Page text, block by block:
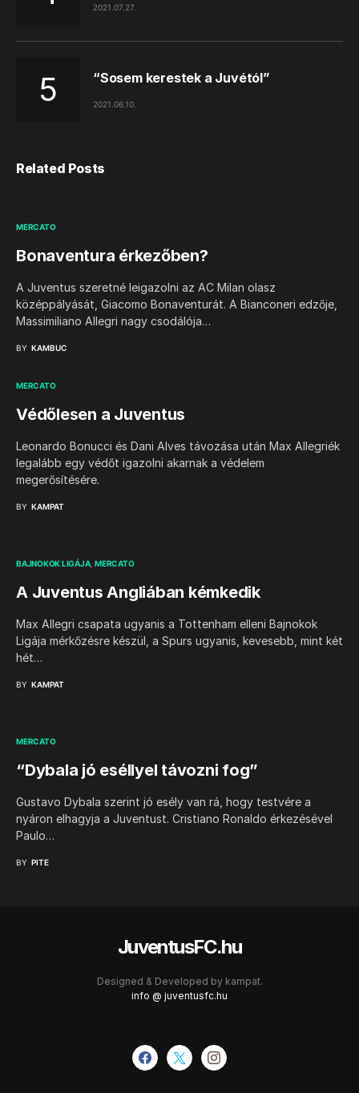
2021.07.27.
“Sosem kerestek a Juvétól”
2021.06.10.
Related Posts
MERCATO
Bonaventura érkezőben?
A Juventus szeretné leigazolni az AC Milan olasz
középpályását, Giacomo Bonaventurát. A Bianconeri edzője,
Massimiliano Allegri nagy csodálója…
BY KAMBUC
MERCATO
Védőlesen a Juventus
Leonardo Bonucci és Dani Alves távozása után Max Allegriék
legalább egy védőt igazolni akarnak a védelem
megerősítésére.
BY KAMPAT
BAJNOKOK LIGÁJA MERCATO
A Juventus Angliában kémkedik
Max Allegri csapata ugyanis a Tottenham elleni Bajnokok
Ligája mérkőzésre készül, a Spurs ugyanis, kevesebb, mint két
hét…
BY KAMPAT
MERCATO
“Dybala jó eséllyel távozni fog”
Gustavo Dybala szerint jó esély van rá, hogy testvére a
nyáron elhagyja a Juventust. Cristiano Ronaldo érkezésével
Paulo…
BY PITE
JuventusFC.hu
Designed & Developed by kampat.
info @ juventusfc.hu